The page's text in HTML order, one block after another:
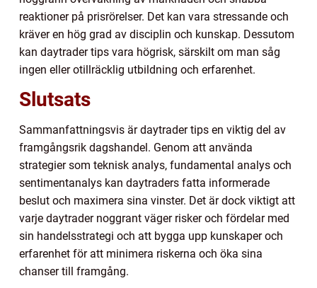
reaktioner på prisrörelser. Det kan vara stressande och
kräver en hög grad av disciplin och kunskap. Dessutom
kan daytrader tips vara högrisk, särskilt om man såg
ingen eller otillräcklig utbildning och erfarenhet.
Slutsats
Sammanfattningsvis är daytrader tips en viktig del av
framgångsrik dagshandel. Genom att använda
strategier som teknisk analys, fundamental analys och
sentimentanalys kan daytraders fatta informerade
beslut och maximera sina vinster. Det är dock viktigt att
varje daytrader noggrant väger risker och fördelar med
sin handelsstrategi och att bygga upp kunskaper och
erfarenhet för att minimera riskerna och öka sina
chanser till framgång.